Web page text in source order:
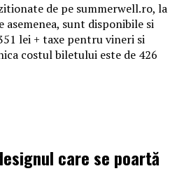
de pe summerwell.ro, la
asemenea, sunt disponibile si
lei + taxe pentru vineri si
costul biletului este de 426
care se poartă